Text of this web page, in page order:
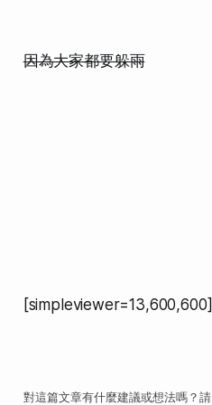
因為大家都要躲雨
[simpleviewer=13,600,600]
對這篇文章有什麼建議或想法嗎？請